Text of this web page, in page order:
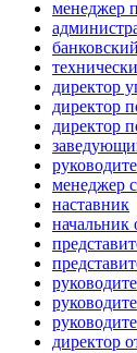
менеджер
директор
директор
директор
менеджер
наставник
начальник
директор